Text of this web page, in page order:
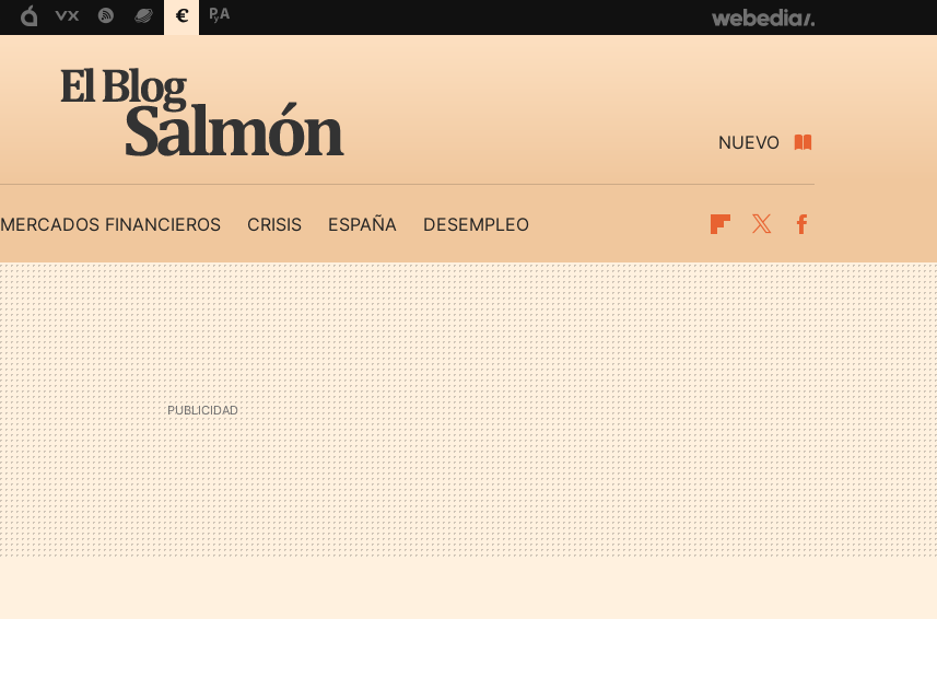
NUEVO
MERCADOS FINANCIEROS CRISIS ESPAÑA DESEMPLEO Flipboard
Twitter